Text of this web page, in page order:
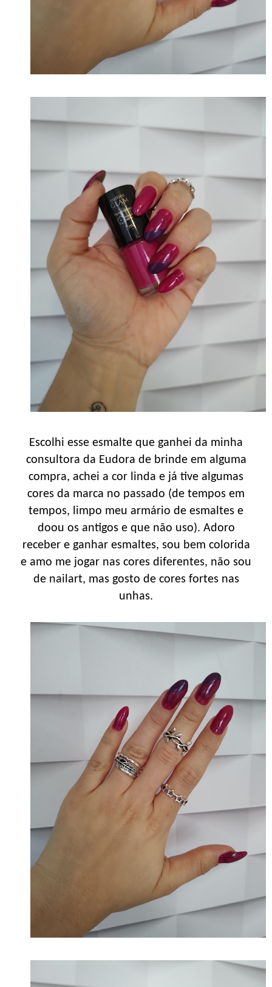
Escolhi esse esmalte que ganhei da minha
consultora da Eudora de brinde em alguma
compra, achei a cor linda e já tive algumas
cores da marca no passado (de tempos em
tempos, limpo meu armário de esmaltes e
doou os antigos e que não uso). Adoro
receber e ganhar esmaltes, sou bem colorida
e amo me jogar nas cores diferentes, não sou
de nailart, mas gosto de cores fortes nas
unhas.